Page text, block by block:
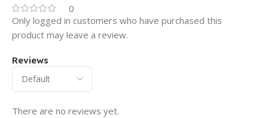
0
Reviews
There are no reviews yet.
Only logged in customers who have purchased this
product may leave a review.